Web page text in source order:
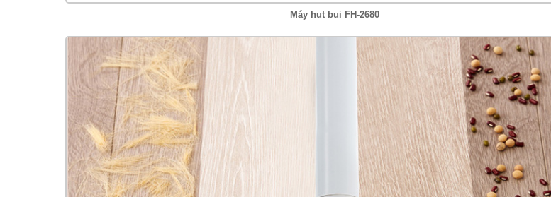
Máy hut bui FH-2680